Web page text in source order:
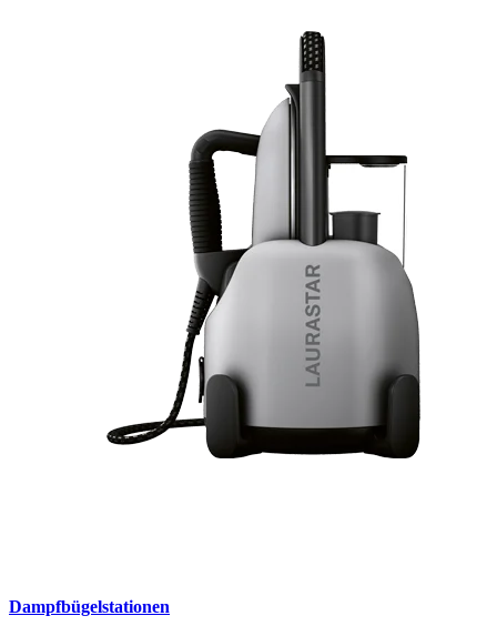
Dampfbügelstationen